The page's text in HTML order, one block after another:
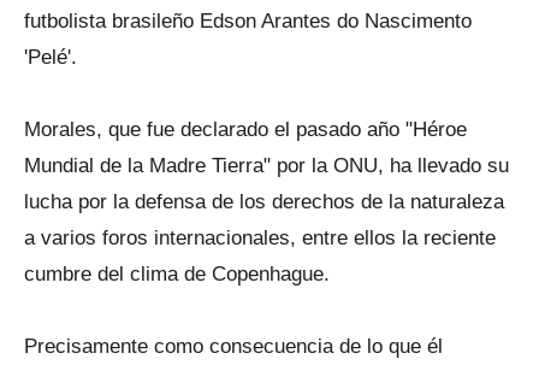
futbolista brasileño Edson Arantes do Nascimento
'Pelé'.
Morales, que fue declarado el pasado año "Héroe
Mundial de la Madre Tierra" por la ONU, ha llevado su
lucha por la defensa de los derechos de la naturaleza
a varios foros internacionales, entre ellos la reciente
cumbre del clima de Copenhague.
Precisamente como consecuencia de lo que él